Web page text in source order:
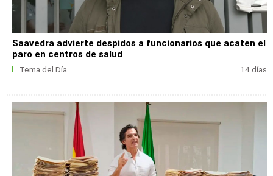
Saavedra advierte despidos a funcionarios que acaten el
paro en centros de salud
Tema del Día 14 días